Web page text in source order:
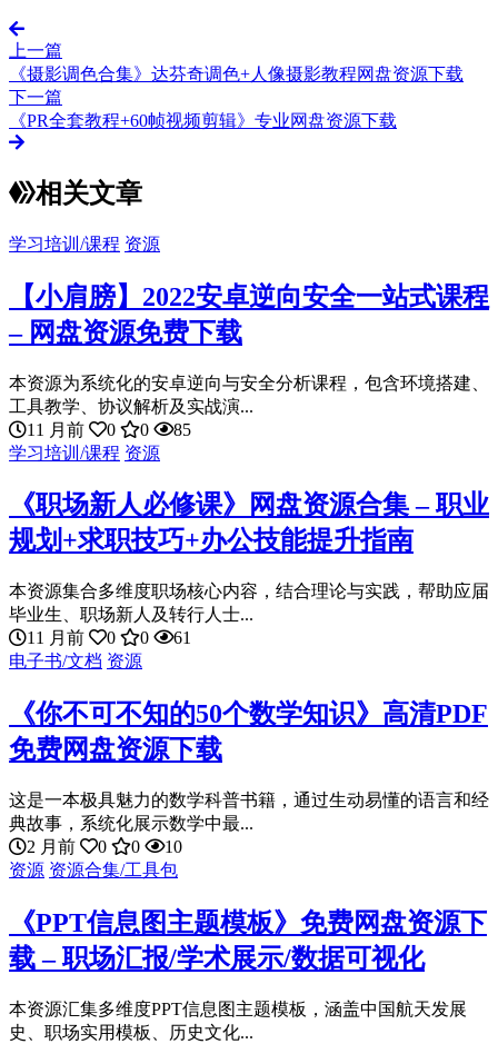
上一篇
《摄影调色合集》达芬奇调色+人像摄影教程网盘资源下载
下一篇
《PR全套教程+60帧视频剪辑》专业网盘资源下载
相关文章
学习培训/课程 资源
【小肩膀】2022安卓逆向安全一站式课程
– 网盘资源免费下载
本资源为系统化的安卓逆向与安全分析课程，包含环境搭建、
工具教学、协议解析及实战演...
11 月前
0 0
85
学习培训/课程 资源
《职场新人必修课》网盘资源合集 – 职业
规划+求职技巧+办公技能提升指南
本资源集合多维度职场核心内容，结合理论与实践，帮助应届
毕业生、职场新人及转行人士...
11 月前
0 0
61
电子书/文档 资源
《你不可不知的50个数学知识》高清PDF
免费网盘资源下载
这是一本极具魅力的数学科普书籍，通过生动易懂的语言和经
典故事，系统化展示数学中最...
2 月前
0 0
10
资源 资源合集/工具包
《PPT信息图主题模板》免费网盘资源下
载 – 职场汇报/学术展示/数据可视化
本资源汇集多维度PPT信息图主题模板，涵盖中国航天发展
史、职场实用模板、历史文化...